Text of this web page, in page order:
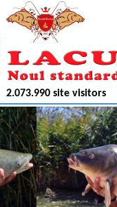
2.073.990 site visitors